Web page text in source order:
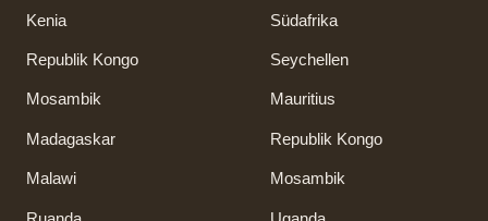
Kenia
Republik Kongo
Mosambik
Madagaskar
Malawi
Südafrika
Seychellen
Mauritius
Republik Kongo
Mosambik